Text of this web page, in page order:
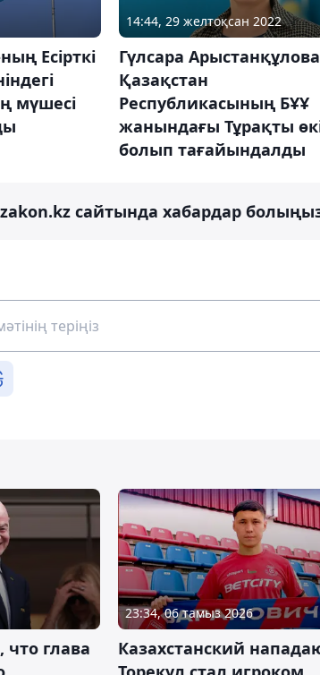
Есірткі
мүшесі
14:44, 29 желтоқсан 2022
Гүлсара Арыстанқұлова
Қазақстан
Республикасының БҰҰ
жанындағы Тұрақты
болып тағайындалды
сайтында хабардар
что глава
23:34, 06 тамыз 2026
Казахстанский